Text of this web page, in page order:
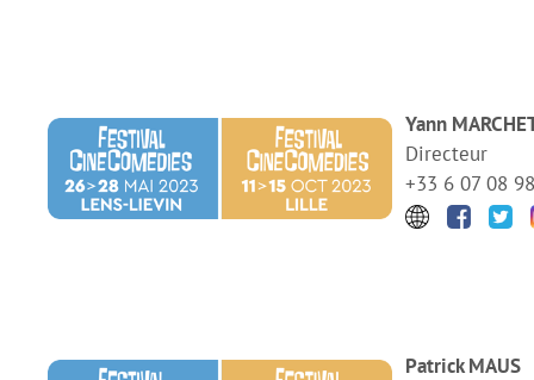
Yann
Directeur
+33 6 07 08
Patrick MAUS